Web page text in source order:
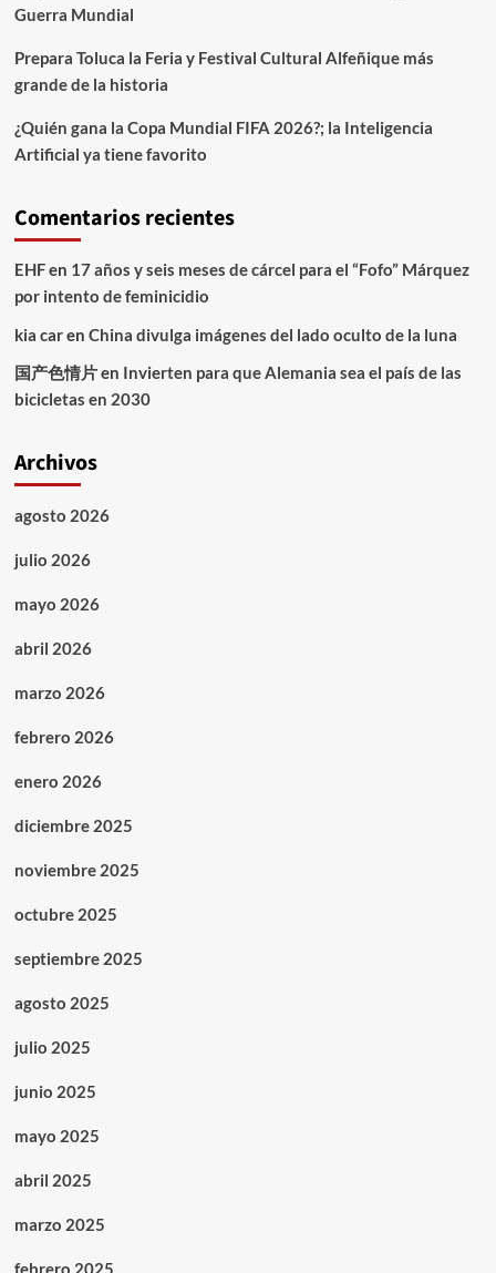
Guerra Mundial
Prepara Toluca la Feria y Festival Cultural Alfeñique más
grande de la historia
¿Quién gana la Copa Mundial FIFA 2026?; la Inteligencia
Artificial ya tiene favorito
Comentarios recientes
EHFen 17 años y seis meses de cárcel para el “Fofo” Márquez
por intento de feminicidio
kia caren China divulga imágenes del lado oculto de la luna
国产色情片en Invierten para que Alemania sea el país de las
bicicletas en 2030
Archivos
agosto 2026
julio 2026
mayo 2026
abril 2026
marzo 2026
febrero 2026
enero 2026
diciembre 2025
noviembre 2025
octubre 2025
septiembre 2025
agosto 2025
julio 2025
junio 2025
mayo 2025
abril 2025
marzo 2025
febrero 2025